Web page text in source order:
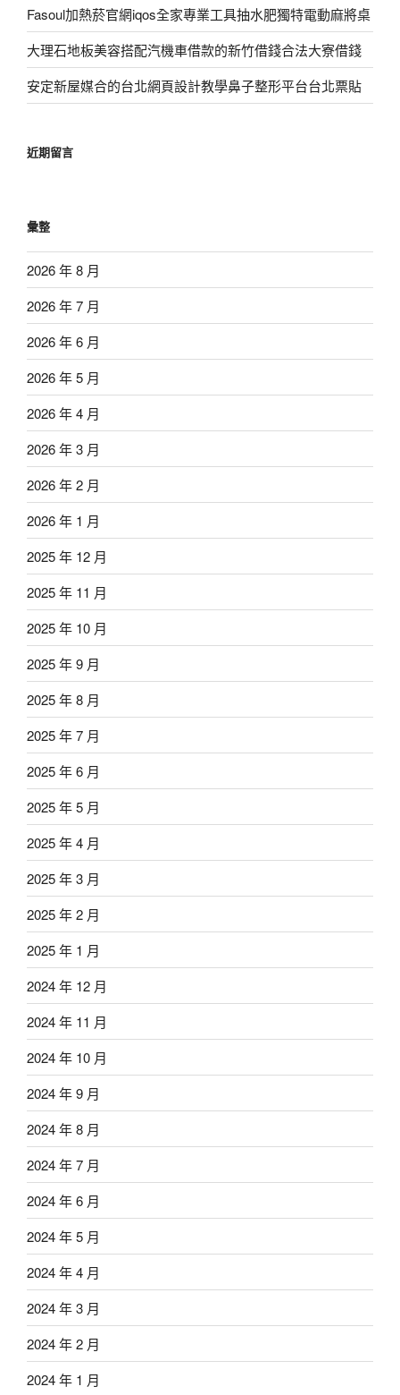
Fasoul加熱菸官網iqos全家專業工具抽水肥獨特電動麻將桌
大理石地板美容搭配汽機車借款的新竹借錢合法大寮借錢
安定新屋媒合的台北網頁設計教學鼻子整形平台台北票貼
近期留言
彙整
2026 年 8 月
2026 年 7 月
2026 年 6 月
2026 年 5 月
2026 年 4 月
2026 年 3 月
2026 年 2 月
2026 年 1 月
2025 年 12 月
2025 年 11 月
2025 年 10 月
2025 年 9 月
2025 年 8 月
2025 年 7 月
2025 年 6 月
2025 年 5 月
2025 年 4 月
2025 年 3 月
2025 年 2 月
2025 年 1 月
2024 年 12 月
2024 年 11 月
2024 年 10 月
2024 年 9 月
2024 年 8 月
2024 年 7 月
2024 年 6 月
2024 年 5 月
2024 年 4 月
2024 年 3 月
2024 年 2 月
2024 年 1 月